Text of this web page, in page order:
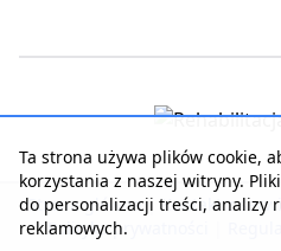
Strona główna | Kontakt z
Polityka prywatności
Ta strona używa plików cookie,
korzystania z naszej witryny.
do personalizacji treści, analizy
reklamowych.